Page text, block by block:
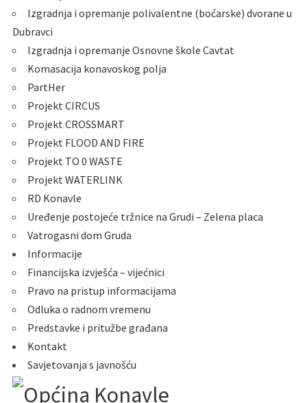
Izgradnja i opremanje polivalentne (boćarske) dvorane u
Dubravci
Izgradnja i opremanje Osnovne škole Cavtat
Komasacija konavoskog polja
PartHer
Projekt CIRCUS
Projekt CROSSMART
Projekt FLOOD AND FIRE
Projekt TO 0 WASTE
Projekt WATERLINK
RD Konavle
Uređenje postojeće tržnice na Grudi – Zelena placa
Vatrogasni dom Gruda
Informacije
Financijska izvješća – vijećnici
Pravo na pristup informacijama
Odluka o radnom vremenu
Predstavke i pritužbe građana
Kontakt
Savjetovanja s javnošću